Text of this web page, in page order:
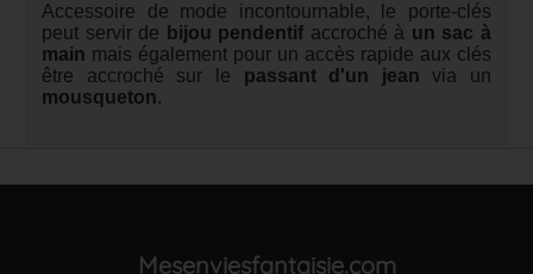
Accessoire de mode incontournable, le porte-clés
peut servir de bijou pendentif accroché à un sac à
main mais également pour un accès rapide aux clés
être accroché sur le passant d'un jean via un
mousqueton.
Mesenviesfantaisie.com